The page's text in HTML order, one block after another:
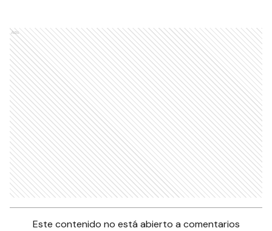
Ads
Este contenido no está abierto a comentarios